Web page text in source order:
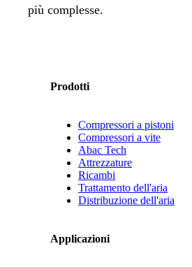
più complesse.
Prodotti
Compressori a pistoni
Compressori a vite
Abac Tech
Attrezzature
Ricambi
Trattamento dell'aria
Distribuzione dell'aria
Applicazioni